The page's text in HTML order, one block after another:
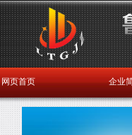
网页首页 企业